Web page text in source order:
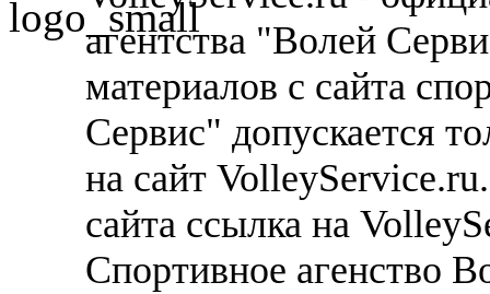
агентства "Волей
материалов с сайта
Сервис" допускается
на сайт
сайта ссылка на
Спортивное агенство